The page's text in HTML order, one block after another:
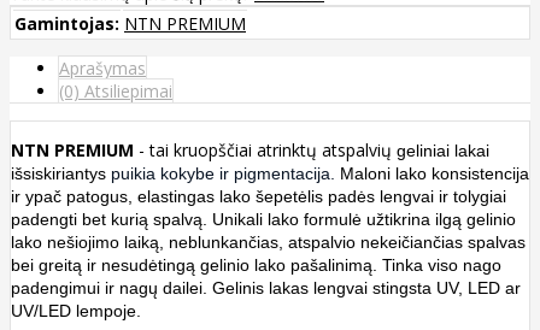
Gamintojas: NTN PREMIUM
Aprašymas
(0) Atsiliepimai
NTN PREMIUM - tai kruopščiai atrinktų atspalvių geliniai lakai
išsiskiriantys puikia kokybe ir pigmentacija.
Maloni lako konsistencija
ir ypač patogus, elastingas lako šepetėlis padės lengvai ir tolygiai
padengti bet kurią spalvą. Unikali lako formulė užtikrina ilgą gelinio
lako nešiojimo laiką, neblunkančias, atspalvio nekeičiančias spalvas
bei greitą ir nesudėtingą gelinio lako pašalinimą. Tinka viso nago
padengimui ir nagų dailei. Gelinis lakas lengvai stingsta UV, LED ar
UV/LED lempoje.